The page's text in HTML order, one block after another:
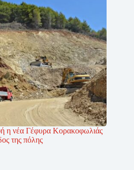
η νέα Γέφυρα Κορακοφωλιάς
της πόλης